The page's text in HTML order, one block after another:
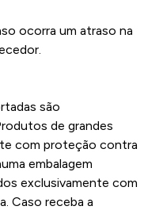
ocorra um atraso na
são
de grandes
com proteção contra
embalagem
exclusivamente com
Caso receba a